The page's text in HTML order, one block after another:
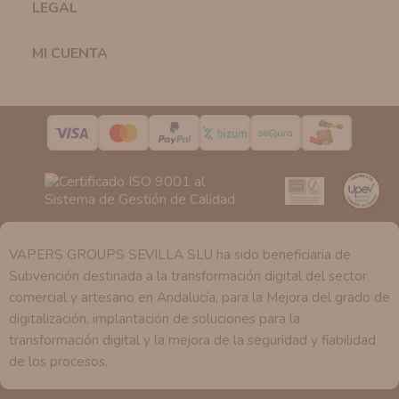
la casilla correspondiente establecida al efecto.
podrá tener conocimiento de la información que le
pedimos.
Derechos:Tiene derecho a saber qué información
tenemos sobre usted, corregirla y eliminarla, tal y como
se explica en la información adicional disponible en
nuestra página web.
LEGAL
MI CUENTA
VAPERS GROUPS SEVILLA SLU ha sido beneficiaria de
Subvención destinada a la transformación digital del sector
comercial y artesano en Andalucía, para la Mejora del grado de
digitalización, implantación de soluciones para la
transformación digital y la mejora de la seguridad y fiabilidad
de los procesos.